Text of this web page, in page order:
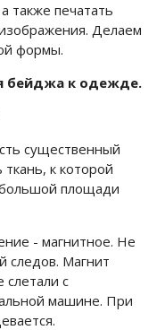
также печатать
Делаем
формы.
бейджа к одежде.
существенный
к которой
площади
- магнитное. Не
следов. Магнит
с
машине. При